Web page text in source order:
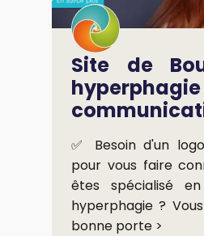
Site de
✅ Besoin d'un
pour vous faire
êtes spécialisé
hyperphagie ?
bonne porte >